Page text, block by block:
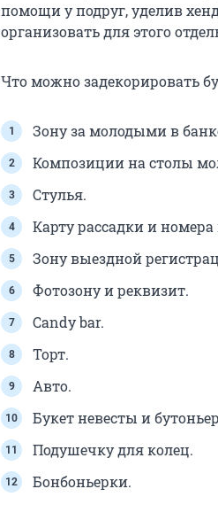
помощи у подруг, уделив
организовать для этого
Что можно задекорировать
Зону за молодыми в
Композиции на столы
Стулья.
Карту рассадки и
Зону выездной
Фотозону и реквизит.
Candy bar.
Торт.
Авто.
Букет невесты и
Подушечку для колец.
Бонбоньерки.